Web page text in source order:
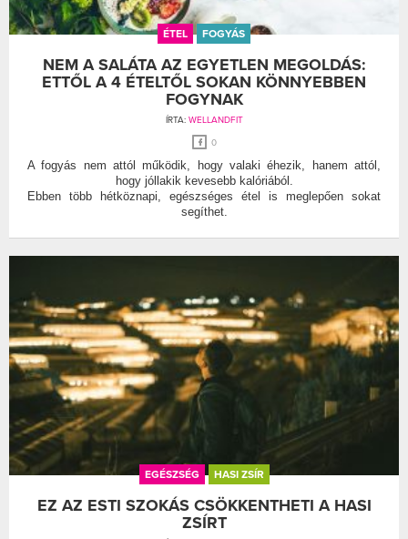
ÉTEL FOGYÁS
NEM A SALÁTA AZ EGYETLEN MEGOLDÁS:
ETTŐL A 4 ÉTELTŐL SOKAN KÖNNYEBBEN
FOGYNAK
ÍRTA: WELLANDFIT
0
A fogyás nem attól működik, hogy valaki éhezik, hanem attól,
hogy jóllakik kevesebb kalóriából.
Ebben több hétköznapi, egészséges étel is meglepően sokat
segíthet.
EGÉSZSÉG HASI ZSÍR
EZ AZ ESTI SZOKÁS CSÖKKENTHETI A HASI
ZSÍRT